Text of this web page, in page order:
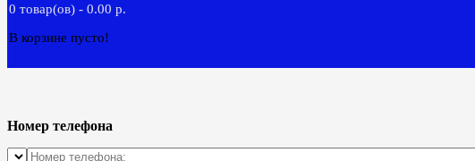
0 товар(ов) - 0.00 р.
В корзине пусто!
Номер телефона